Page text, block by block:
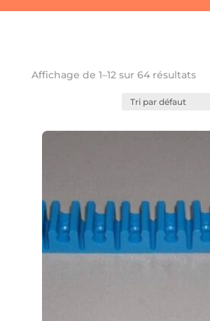
Affichage de 1–12 sur 64 résultats